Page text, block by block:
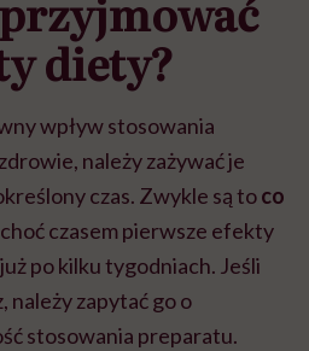
pracy
diety?
wpływ stosowania
należy zażywać je
czas. Zwykle są toco
czasem pierwsze efekty
po kilku tygodniach. Jeśli
należy zapytać go o
stosowania preparatu.